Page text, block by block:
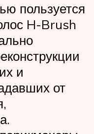
пользуется
H-Brush
и
от